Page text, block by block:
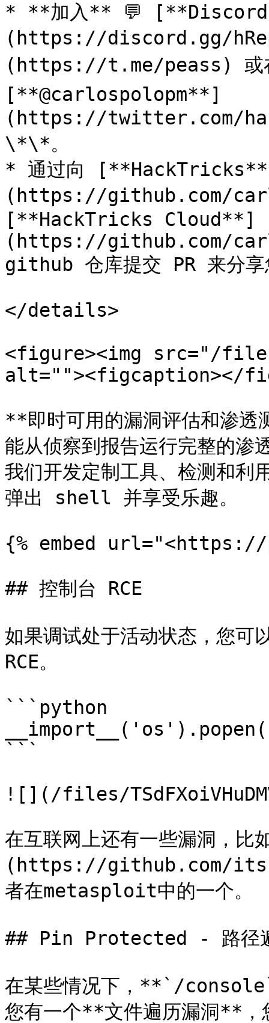
* **加入** 💬
(https://discord.gg/
(https://t.me/peass)
[**@carlospolopm**]
(https://twitter.com/
\*\*。
* 通过向
(https://github.com/
[**HackTricks Cloud**]
(https://github.com/
github 仓库提交 PR 来分享
</details>
<figure><img src="/
alt=""><figcaption></
**即时可用的漏洞评估和渗
能从侦察到报告运行完整的
我们开发定制工具、检测和利
弹出 shell 并享受乐趣。
{% embed
## 控制台 RCE
如果调试处于活动状态，您
RCE。
```python
```
![](/files/
在互联网上还有一些漏洞，
(https://github.com/its-
者在metasploit中的一个。
## Pin Protected - 路径
在某些情况下，**`/
您有一个**文件遍历漏洞**，